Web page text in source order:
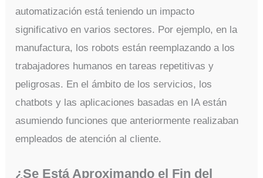
automatización está teniendo un impacto
significativo en varios sectores. Por ejemplo, en la
manufactura, los robots están reemplazando a los
trabajadores humanos en tareas repetitivas y
peligrosas. En el ámbito de los servicios, los
chatbots y las aplicaciones basadas en IA están
asumiendo funciones que anteriormente realizaban
empleados de atención al cliente.
¿Se Está Aproximando el Fin del